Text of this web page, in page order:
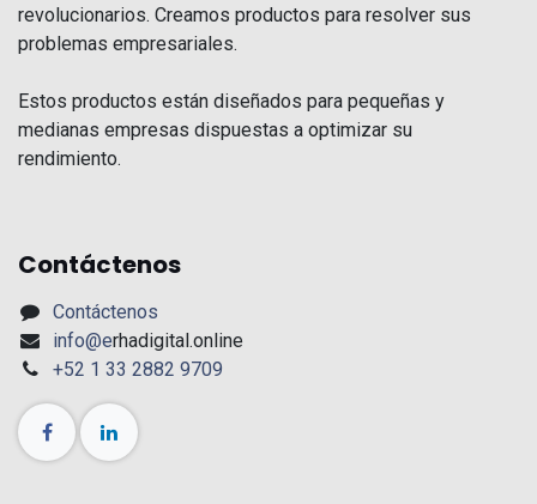
revolucionarios. Creamos productos para resolver sus
problemas empresariales.
Estos productos están diseñados para pequeñas y
medianas empresas dispuestas a optimizar su
rendimiento.
Contáctenos
Contáctenos
info@erhadigital.online
+52 1 33 2882 9709